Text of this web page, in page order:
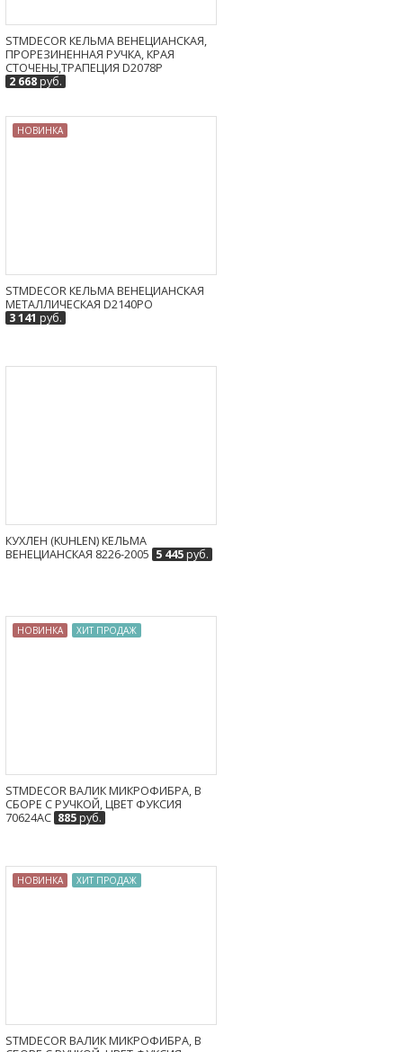
STMDECOR КЕЛЬМА ВЕНЕЦИАНСКАЯ,
ПРОРЕЗИНЕННАЯ РУЧКА, КРАЯ
СТОЧЕНЫ,ТРАПЕЦИЯ D2078P
2 668руб.
НОВИНКА
STMDECOR КЕЛЬМА ВЕНЕЦИАНСКАЯ
МЕТАЛЛИЧЕСКАЯ D2140PO
3 141 руб.
КУХЛЕН (KUHLEN) КЕЛЬМА
ВЕНЕЦИАНСКАЯ 8226-2005 5 445руб.
НОВИНКА ХИТ ПРОДАЖ
STMDECOR ВАЛИК МИКРОФИБРА, В
СБОРЕ С РУЧКОЙ, ЦВЕТ ФУКСИЯ
70624AC 885руб.
НОВИНКА ХИТ ПРОДАЖ
STMDECOR ВАЛИК МИКРОФИБРА, В